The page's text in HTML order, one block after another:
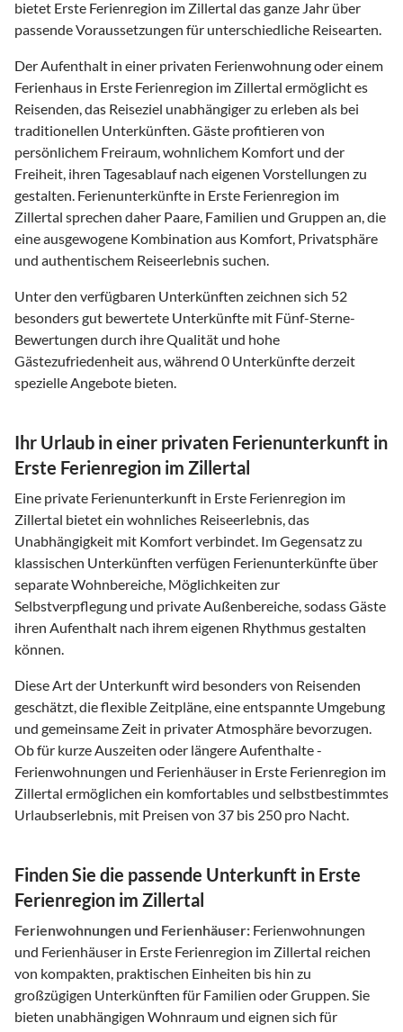
bietet Erste Ferienregion im Zillertal das ganze Jahr über
passende Voraussetzungen für unterschiedliche Reisearten.
Der Aufenthalt in einer privaten Ferienwohnung oder einem
Ferienhaus in Erste Ferienregion im Zillertal ermöglicht es
Reisenden, das Reiseziel unabhängiger zu erleben als bei
traditionellen Unterkünften. Gäste profitieren von
persönlichem Freiraum, wohnlichem Komfort und der
Freiheit, ihren Tagesablauf nach eigenen Vorstellungen zu
gestalten. Ferienunterkünfte in Erste Ferienregion im
Zillertal sprechen daher Paare, Familien und Gruppen an, die
eine ausgewogene Kombination aus Komfort, Privatsphäre
und authentischem Reiseerlebnis suchen.
Unter den verfügbaren Unterkünften zeichnen sich 52
besonders gut bewertete Unterkünfte mit Fünf-Sterne-
Bewertungen durch ihre Qualität und hohe
Gästezufriedenheit aus, während 0 Unterkünfte derzeit
spezielle Angebote bieten.
Ihr Urlaub in einer privaten Ferienunterkunft in
Erste Ferienregion im Zillertal
Eine private Ferienunterkunft in Erste Ferienregion im
Zillertal bietet ein wohnliches Reiseerlebnis, das
Unabhängigkeit mit Komfort verbindet. Im Gegensatz zu
klassischen Unterkünften verfügen Ferienunterkünfte über
separate Wohnbereiche, Möglichkeiten zur
Selbstverpflegung und private Außenbereiche, sodass Gäste
ihren Aufenthalt nach ihrem eigenen Rhythmus gestalten
können.
Diese Art der Unterkunft wird besonders von Reisenden
geschätzt, die flexible Zeitpläne, eine entspannte Umgebung
und gemeinsame Zeit in privater Atmosphäre bevorzugen.
Ob für kurze Auszeiten oder längere Aufenthalte -
Ferienwohnungen und Ferienhäuser in Erste Ferienregion im
Zillertal ermöglichen ein komfortables und selbstbestimmtes
Urlaubserlebnis, mit Preisen von 37 bis 250 pro Nacht.
Finden Sie die passende Unterkunft in Erste
Ferienregion im Zillertal
Ferienwohnungen und Ferienhäuser: Ferienwohnungen
und Ferienhäuser in Erste Ferienregion im Zillertal reichen
von kompakten, praktischen Einheiten bis hin zu
großzügigen Unterkünften für Familien oder Gruppen. Sie
bieten unabhängigen Wohnraum und eignen sich für